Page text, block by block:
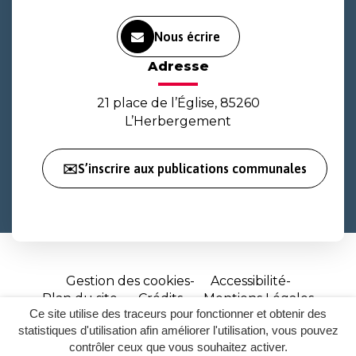
Ce site utilise des traceurs pour fonctionner et obtenir des
statistiques d'utilisation afin améliorer l'utilisation, vous pouvez
contrôler ceux que vous souhaitez activer.
Nous écrire
Adresse
21 place de l’Église, 85260
L’Herbergement
✉️S’inscrire aux publications communales
Gestion des cookies
Accessibilité
Plan du site
Crédits
Mentions Légales
Site
réalisé